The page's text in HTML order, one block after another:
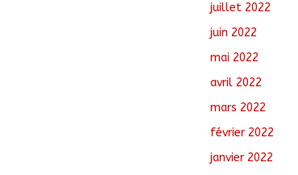
juillet 2022
juin 2022
mai 2022
avril 2022
mars 2022
février 2022
janvier 2022